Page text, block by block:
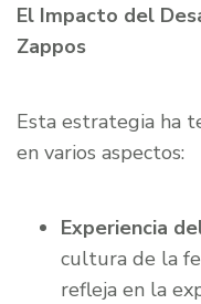
El Impacto del
Zappos
Esta estrategia ha
en varios aspectos:
Experiencia
cultura de la
refleja en la